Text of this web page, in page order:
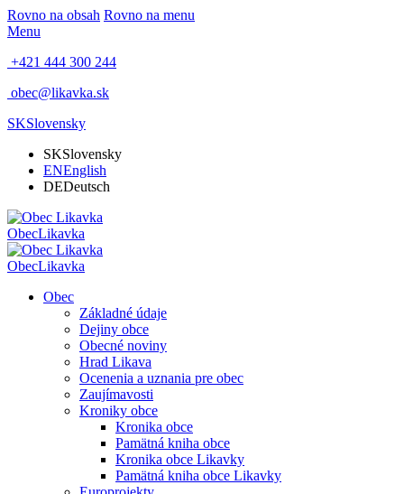
Rovno na obsah Rovno na menu
Menu
+421 444 300 244
obec@likavka.sk
SKSlovensky
SKSlovensky
ENEnglish
DEDeutsch
ObecLikavka
ObecLikavka
Obec
Základné údaje
Dejiny obce
Obecné noviny
Hrad Likava
Ocenenia a uznania pre obec
Zaujímavosti
Kroniky obce
Kronika obce
Pamätná kniha obce
Kronika obce Likavky
Pamätná kniha obce Likavky